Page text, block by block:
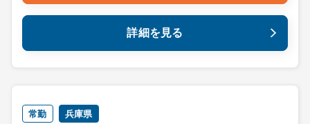
詳細を見る
常勤 兵庫県